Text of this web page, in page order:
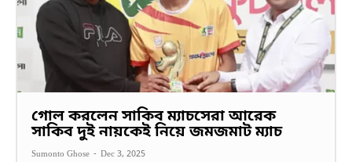
গোল করলেন সাকিব ম্যাচসেরা আরেক
সাকিব দুই নায়কেই নিয়ে জমজমাট ম্যাচ
Sumonto Ghose - Dec 3, 2025